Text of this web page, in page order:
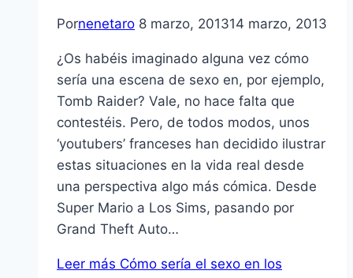
Pornenetaro 8 marzo, 201314 marzo, 2013
¿Os habéis imaginado alguna vez cómo
serí­a una escena de sexo en, por ejemplo,
Tomb Raider? Vale, no hace falta que
contestéis. Pero, de todos modos, unos
‘youtubers’ franceses han decidido ilustrar
estas situaciones en la vida real desde
una perspectiva algo más cómica. Desde
Super Mario a Los Sims, pasando por
Grand Theft Auto…
Leer más Cómo serí­a el sexo en los